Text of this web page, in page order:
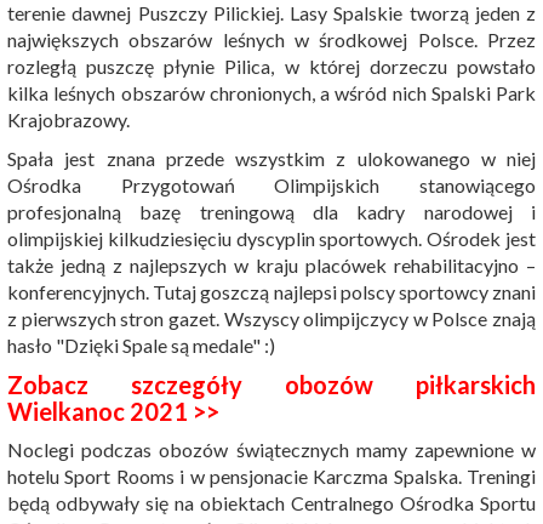
terenie dawnej Puszczy Pilickiej. Lasy Spalskie tworzą jeden z
największych obszarów leśnych w środkowej Polsce. Przez
rozległą puszczę płynie Pilica, w której dorzeczu powstało
kilka leśnych obszarów chronionych, a wśród nich Spalski Park
Krajobrazowy.
Spała jest znana przede wszystkim z ulokowanego w niej
Ośrodka Przygotowań Olimpijskich stanowiącego
profesjonalną bazę treningową dla kadry narodowej i
olimpijskiej kilkudziesięciu dyscyplin sportowych. Ośrodek jest
także jedną z najlepszych w kraju placówek rehabilitacyjno –
konferencyjnych. Tutaj goszczą najlepsi polscy sportowcy znani
z pierwszych stron gazet. Wszyscy olimpijczycy w Polsce znają
hasło "Dzięki Spale są medale" :)
Zobacz szczegóły obozów piłkarskich
Wielkanoc 2021 >>
Noclegi podczas obozów świątecznych mamy zapewnione w
hotelu Sport Rooms i w pensjonacie Karczma Spalska. Treningi
będą odbywały się na obiektach Centralnego Ośrodka Sportu